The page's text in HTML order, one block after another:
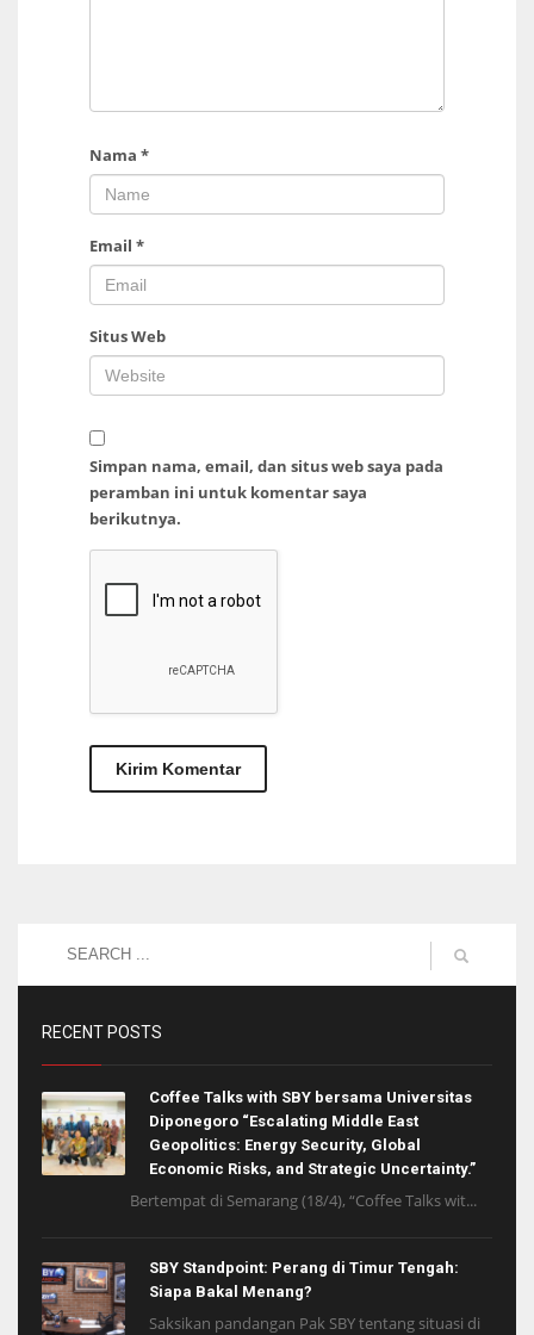
Nama *
Email *
Situs Web
Simpan nama, email, dan situs web saya pada
peramban ini untuk komentar saya
berikutnya.
RECENT POSTS
Coffee Talks with SBY bersama Universitas
Diponegoro “Escalating Middle East
Geopolitics: Energy Security, Global
Economic Risks, and Strategic Uncertainty.”
Bertempat di Semarang (18/4), “Coffee Talks wit...
SBY Standpoint: Perang di Timur Tengah:
Siapa Bakal Menang?
Saksikan pandangan Pak SBY tentang situasi di